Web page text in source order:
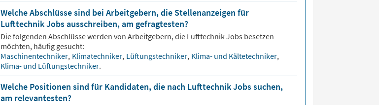
Welche Abschlüsse sind bei Arbeitgebern, die Stellenanzeigen für
Lufttechnik Jobs ausschreiben, am gefragtesten?
Die folgenden Abschlüsse werden von Arbeitgebern, die LufttechnikJobs besetzen
möchten, häufig gesucht:
Maschinentechniker, Klimatechniker, Lüftungstechniker, Klima- und Kältetechniker,
Klima- und Lüftungstechniker.
Welche Positionen sind für Kandidaten, die nach Lufttechnik Jobs suchen,
am relevantesten?